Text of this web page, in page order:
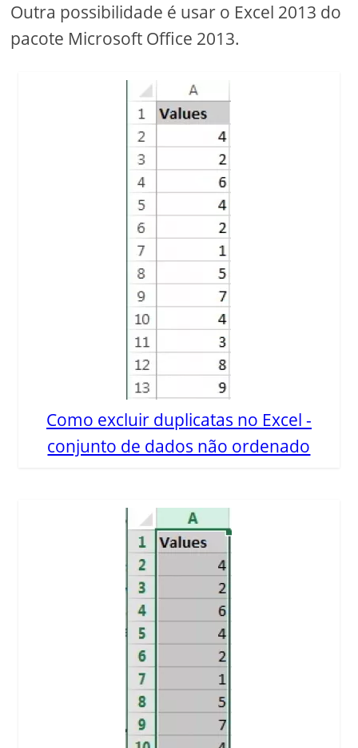
Outra possibilidade é usar o Excel 2013 do
pacote Microsoft Office 2013.
Como excluir duplicatas no Excel -
conjunto de dados não ordenado